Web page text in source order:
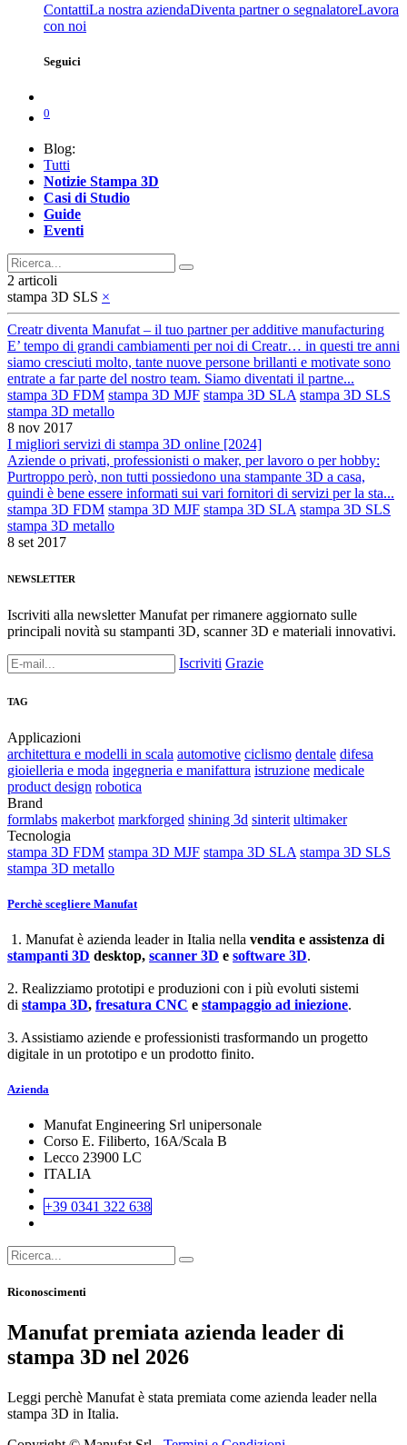
ContattiLa nostra aziendaDiventa partner o segnalatoreLavora
con noi
Seguici
0
Blog:
Tutti
Notizie Stampa 3D
Casi di Studio
Guide
Eventi
2 articoli
stampa 3D SLS ×
Creatr diventa Manufat – il tuo partner per additive manufacturing
E’ tempo di grandi cambiamenti per noi di Creatr… in questi tre anni
siamo cresciuti molto, tante nuove persone brillanti e motivate sono
entrate a far parte del nostro team. Siamo diventati il partne...
stampa 3D FDM stampa 3D MJF stampa 3D SLA stampa 3D SLS
stampa 3D metallo
8 nov 2017
I migliori servizi di stampa 3D online [2024]
Aziende o privati, professionisti o maker, per lavoro o per hobby:
Purtroppo però, non tutti possiedono una stampante 3D a casa,
quindi è bene essere informati sui vari fornitori di servizi per la sta...
stampa 3D FDM stampa 3D MJF stampa 3D SLA stampa 3D SLS
stampa 3D metallo
8 set 2017
NEWSLETTER
Iscriviti alla newsletter Manufat per rimanere aggiornato sulle
principali novità su stampanti 3D, scanner 3D e materiali innovativi.
Iscriviti Grazie
TAG
Applicazioni
architettura e modelli in scala automotive ciclismo dentale difesa
gioielleria e moda ingegneria e manifattura istruzione medicale
product design robotica
Brand
formlabs makerbot markforged shining 3d sinterit ultimaker
Tecnologia
stampa 3D FDM stampa 3D MJF stampa 3D SLA stampa 3D SLS
stampa 3D metallo
Perchè scegliere Manufat
1. Manufat è azienda leader in Italia nella vendita e assistenza di
stampanti 3D desktop, scanner 3D e software 3D.
2. Realizziamo prototipi e produzioni con i più evoluti sistemi
di stampa 3D, fresatura CNC e stampaggio ad iniezione.
3. Assistiamo aziende e professionisti trasformando un progetto
digitale in un prototipo e un prodotto finito.
Azienda
Manufat Engineering Srl unipersonale
Corso E. Filiberto, 16A/Scala B
Lecco 23900 LC
ITALIA
+39 0341 322 638
Riconoscimenti
Manufat premiata azienda leader di
stampa 3D nel 2026
Leggi perchè Manufat è stata premiata come azienda leader nella
stampa 3D in Italia.